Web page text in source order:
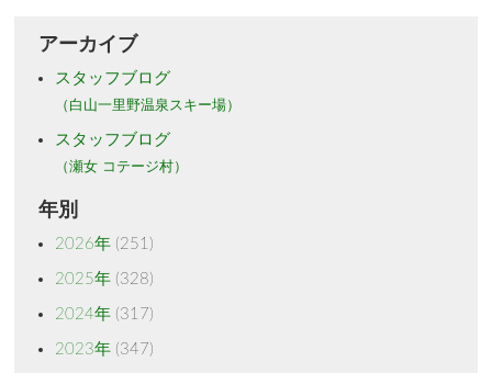
アーカイブ
スタッフブログ
（白山一里野温泉スキー場）
スタッフブログ
（瀬女 コテージ村）
年別
2026年(251)
2025年(328)
2024年(317)
2023年(347)